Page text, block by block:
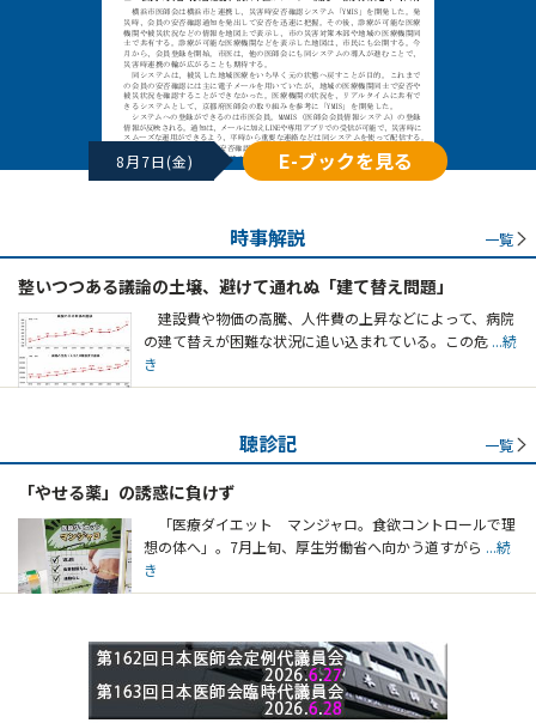
8月7日(金) E-ブックを見る
時事解説 一覧
整いつつある議論の土壌、避けて通れぬ「建て替え問題」
建設費や物価の高騰、人件費の上昇などによって、病院
の建て替えが困難な状況に追い込まれている。この危 ...続
き
聴診記 一覧
「やせる薬」の誘惑に負けず
「医療ダイエット マンジャロ。食欲コントロールで理
想の体へ」。7月上旬、厚生労働省へ向かう道すがら ...続
き